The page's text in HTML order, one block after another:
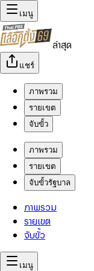
เมนู
ล่าสุด
แชร์
ภาพรวม
รายเขต
จับขั้ว
ภาพรวม
รายเขต
จับขั้วรัฐบาล
ภาพรวม
รายเขต
จับขั้ว
เมนู